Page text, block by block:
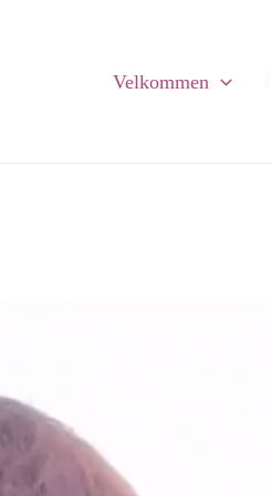
Velkommen